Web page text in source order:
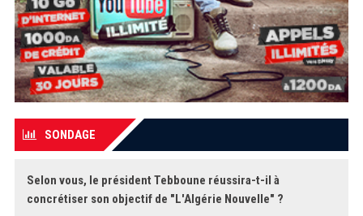
SONDAGE
Selon vous, le président Tebboune réussira-t-il à
concrétiser son objectif de "L'Algérie Nouvelle" ?